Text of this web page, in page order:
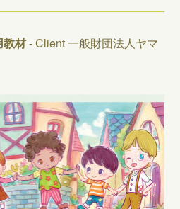
教材- Client 一般財団法人ヤマ